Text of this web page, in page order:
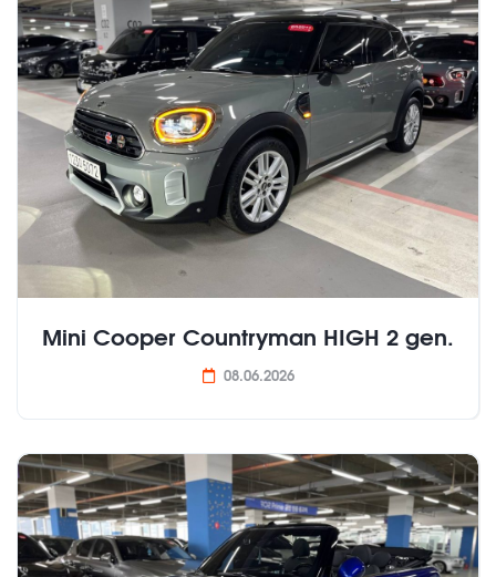
Mini Cooper Countryman HIGH 2 gen.
08.06.2026